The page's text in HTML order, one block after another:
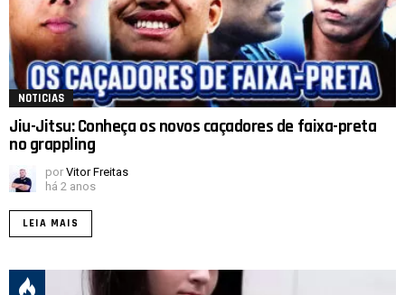
NOTICIAS
Jiu-Jitsu: Conheça os novos caçadores de faixa-preta
no grappling
por Vitor Freitas
há 2 anos
LEIA MAIS